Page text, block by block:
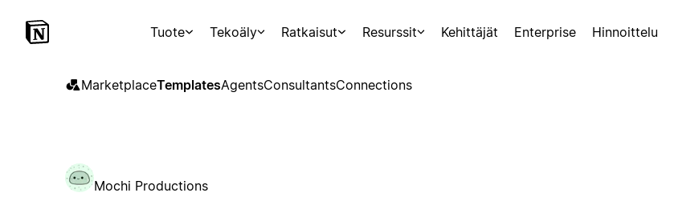
Tuote Tekoäly Ratkaisut Resurssit Kehittäjät Enterprise Hinnoittelu
MarketplaceTemplatesAgentsConsultantsConnections
Mochi Productions